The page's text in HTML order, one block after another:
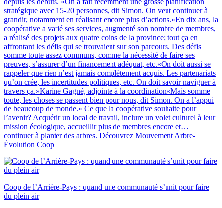
depuis les débuts. «On a fait récemment une grosse planification
stratégique avec 15-20 personnes, dit Simon. On veut continuer à
grandir, notamment en réalisant encore plus d’actions.»En dix ans, la
coopérative a varié ses services, augmenté son nombre de membres,
a réalisé des projets aux quatre coins de la province; tout ça en
affrontant les défis qui se trouvaient sur son parcours. Des défis
somme toute assez communs, comme la nécessité de faire ses
preuves, s’assurer d’un financement adéquat, etc.«On doit aussi se
rappeler que rien n’est jamais complètement acquis. Les partenariats
qu’on crée, les incertitudes politiques, etc. On doit savoir naviguer à
travers ça.»Karine Gagné, adjointe à la coordination«Mais somme
toute, les choses se passent bien pour nous, dit Simon. On a l’appui
de beaucoup de monde.» Ce que la coopérative souhaite pour
l’avenir? Acquérir un local de travail, inclure un volet culturel à leur
mission écologique, accueillir plus de membres encore et…
continuer à planter des arbres. Découvrez Mouvement Arbre-
Évolution Coop
Coop de l’Arrière-Pays : quand une communauté s’unit pour faire
du plein air